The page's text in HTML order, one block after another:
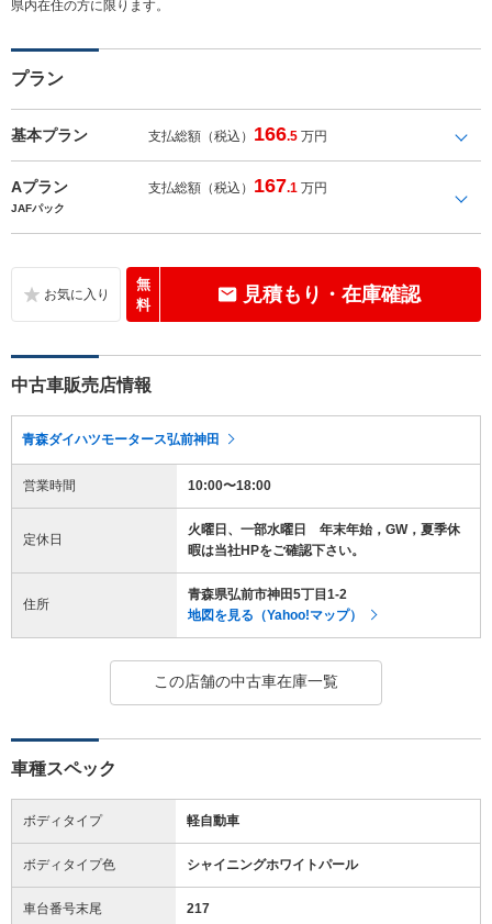
県内在住の方に限ります。
プラン
基本プラン 支払総額（税込） 166.5 万円
Aプラン 支払総額（税込） 167.1 万円
JAFパック
無
料
見積もり・在庫確認
中古車販売店情報
青森ダイハツモータース弘前神田
営業時間 10:00〜18:00
定休日
火曜日、一部水曜日 年末年始，GW，夏季休
暇は当社HPをご確認下さい。
住所
青森県弘前市神田5丁目1-2
地図を見る（Yahoo!マップ）
この店舗の中古車在庫一覧
車種スペック
ボディタイプ 軽自動車
ボディタイプ色 シャイニングホワイトパール
車台番号末尾 217